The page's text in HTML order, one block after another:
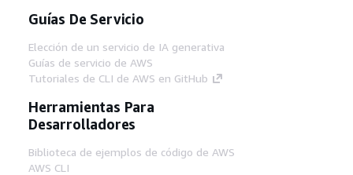
Guías De Servicio
Elección de un servicio de IA generativa
Guías de servicio de AWS
Tutoriales de CLI de AWS en GitHub
Herramientas Para
Desarrolladores
Biblioteca de ejemplos de código de AWS
AWS CLI